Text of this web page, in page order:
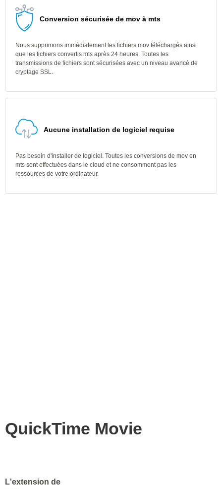
Conversion sécurisée de mov à mts
Nous supprimons immédiatement les fichiers mov téléchargés ainsi
que les fichiers convertis mts après 24 heures. Toutes les
transmissions de fichiers sont sécurisées avec un niveau avancé de
cryptage SSL.
Aucune installation de logiciel requise
Pas besoin d'installer de logiciel. Toutes les conversions de mov en
mts sont effectuées dans le cloud et ne consomment pas les
ressources de votre ordinateur.
QuickTime Movie
L'extension de